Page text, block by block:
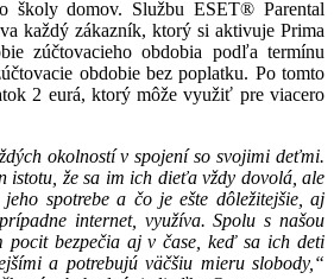
školy domov. Službu ESET® Parental
každý zákazník, ktorý si aktivuje Prima
zúčtovacieho obdobia podľa termínu
obdobie bez poplatku. Po tomto
2 eurá, ktorý môže využiť pre viacero
okolností v spojení so svojimi deťmi.
istotu, že sa im ich dieťa vždy dovolá, ale
spotrebe a čo je ešte dôležitejšie, aj
internet, využíva. Spolu s našou
pocit bezpečia aj v čase, keď sa ich deti
a potrebujú väčšiu mieru slobody,“